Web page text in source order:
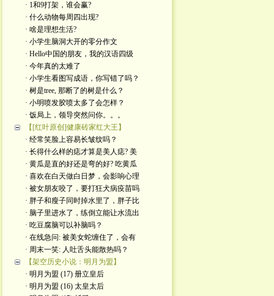
· 1和9打架，谁会赢?
· 什么动物每周四出现?
· 啥是理想生活?
· 小学生脑洞大开的零分作文
· Hello中国的朋友，我的汉语四级
· 今年真的太难了
· 小学生看图写成语，你写错了吗？
· 树是tree, 那断了的树是什么？
· 小明喷发胶喷太多了会怎样？
· 饭局上，领导突然问你。。。
【[红叶原创]健康砖家红大王】
· 经常笑脸上容易长皱纹吗？
· 长得什么样的痣才算是美人痣? 美
· 黄瓜是直的好还是弯的好? 吃黄瓜
· 喜欢在白天做白日梦，会影响心理
· 被女朋友咬了，要打狂犬病疫苗吗
· 胖子和瘦子同时掉水里了，胖子比
· 脑子里进水了，练倒立能让水流出
· 吃豆腐脑可以补脑吗？
· 在线急问: 被美女蛇缠住了，会有
· 周末一笑: 人吐舌头能散热吗？
【架空历史小说：明月为盟】
· 明月为盟 (17) 册立皇后
· 明月为盟 (16) 太皇太后